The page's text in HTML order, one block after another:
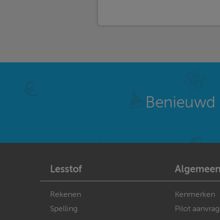
Lesstof Algemeen
Rekenen
Spelling
Kenmerken
Pilot